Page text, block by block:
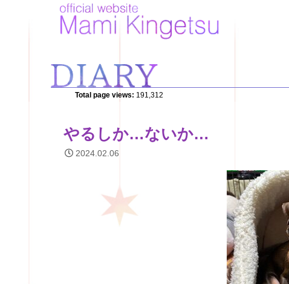
Total page views: 191,312
やるしか…ないか…
2024.02.06